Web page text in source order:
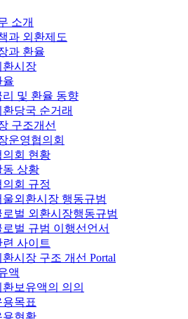
소개
과 외환제도
과 환율
환시장
율
리 및 환율 동향
환당국 순거래
구조개선
운영협의회
의회 현황
동 상황
의회 규정
울외환시장 행동규범
로벌 외환시장행동규범
로벌 규범 이행선언서
련 사이트
환시장 구조 개선 Portal
액
환보유액의 의의
용목표